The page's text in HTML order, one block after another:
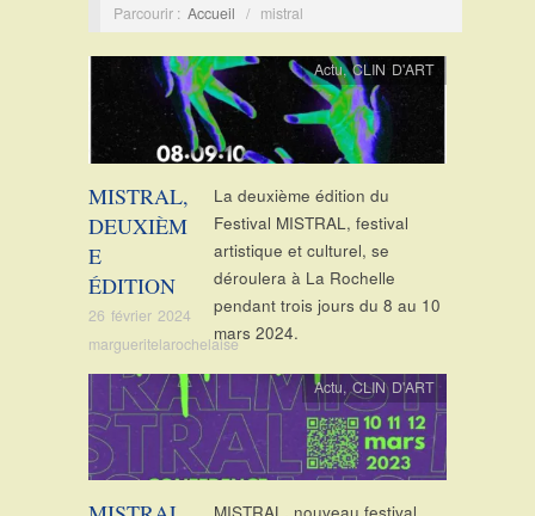
Parcourir : Accueil / mistral
MISTRAL,
DEUXIÈM
E
ÉDITION
26 février 2024
margueritelarochelaise
Actu,CLIN D'ART
La deuxième édition du
Festival MISTRAL, festival
artistique et culturel, se
déroulera à La Rochelle
pendant trois jours du 8 au 10
mars 2024.
Actu,CLIN D'ART